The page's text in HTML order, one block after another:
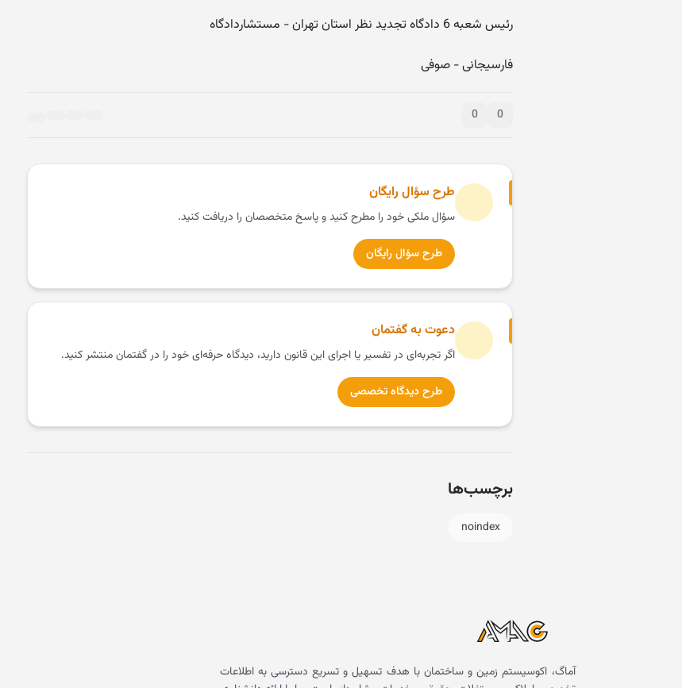
رئیس شعبه 6 دادگاه تجدید نظر استان تهران - مستشاردادگاه
فارسیجانی - صوفی
0
0
طرح سؤال رایگان
سؤال ملکی خود را مطرح کنید و پاسخ متخصصان را دریافت کنید.
طرح سؤال رایگان
دعوت به گفتمان
اگر تجربه‌ای در تفسیر یا اجرای این قانون دارید، دیدگاه حرفه‌ای خود را در گفتمان منتشر کنید.
طرح دیدگاه تخصصی
برچسب‌ها
noindex
آماگ، اکوسیستم زمین و ساختمان با هدف تسهیل و تسریع دسترسی به اطلاعات